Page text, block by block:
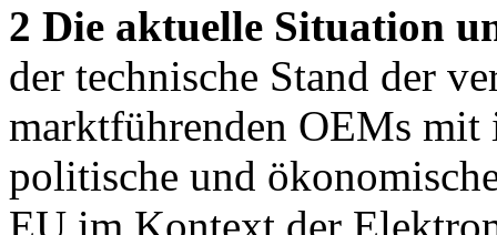
2 Die aktuelle Situation
der technische Stand der
marktführenden OEMs mit
politische und
EU im Kontext der